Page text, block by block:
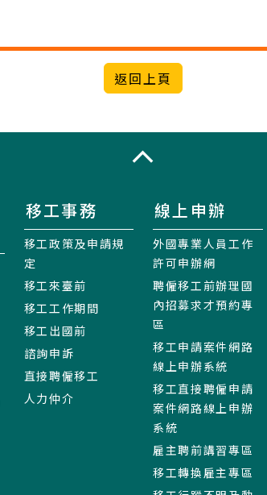
移工事務
移工政策及申請規
定
移工來臺前
移工工作期間
移工出國前
諮詢申訴
直接聘僱移工
人力仲介
線上申辦
外國專業人員工作
許可申辦網
聘僱移工前辦理國
內招募求才預約專
區
移工申請案件網路
線上申辦系統
移工直接聘僱申請
案件網路線上申辦
系統
雇主聘前講習專區
移工轉換雇主專區